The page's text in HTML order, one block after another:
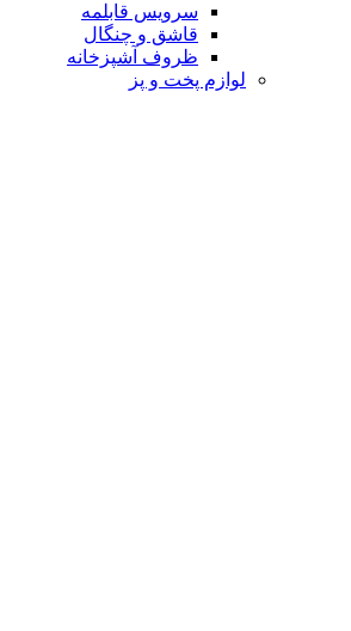
سرویس قابلمه
قاشق و چنگال
ظروف آشپزخانه
لوازم پخت و پز